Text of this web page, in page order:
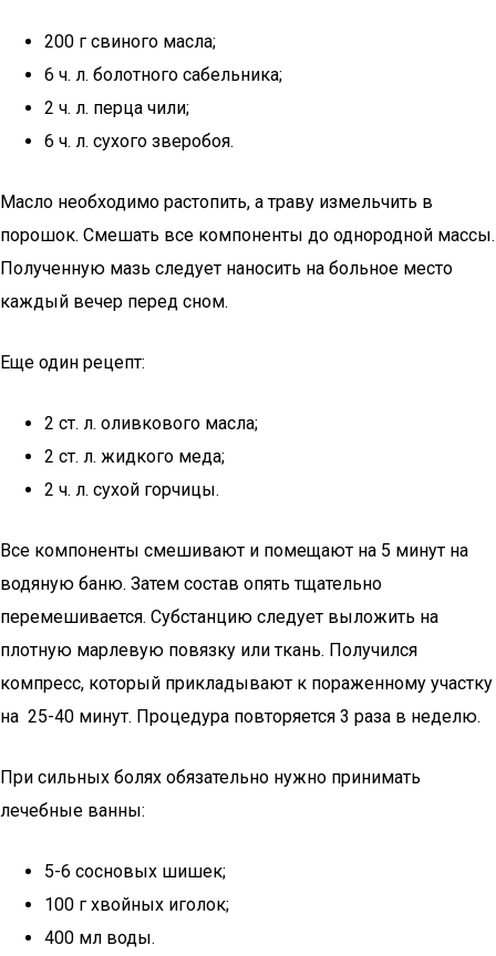
200 г свиного масла;
6 ч. л. болотного сабельника;
2 ч. л. перца чили;
6 ч. л. сухого зверобоя.
Масло необходимо растопить, а траву измельчить в
порошок. Смешать все компоненты до однородной массы.
Полученную мазь следует наносить на больное место
каждый вечер перед сном.
Еще один рецепт:
2 ст. л. оливкового масла;
2 ст. л. жидкого меда;
2 ч. л. сухой горчицы.
Все компоненты смешивают и помещают на 5 минут на
водяную баню. Затем состав опять тщательно
перемешивается. Субстанцию следует выложить на
плотную марлевую повязку или ткань. Получился
компресс, который прикладывают к пораженному участку
на 25-40 минут. Процедура повторяется 3 раза в неделю.
При сильных болях обязательно нужно принимать
лечебные ванны:
5-6 сосновых шишек;
100 г хвойных иголок;
400 мл воды.